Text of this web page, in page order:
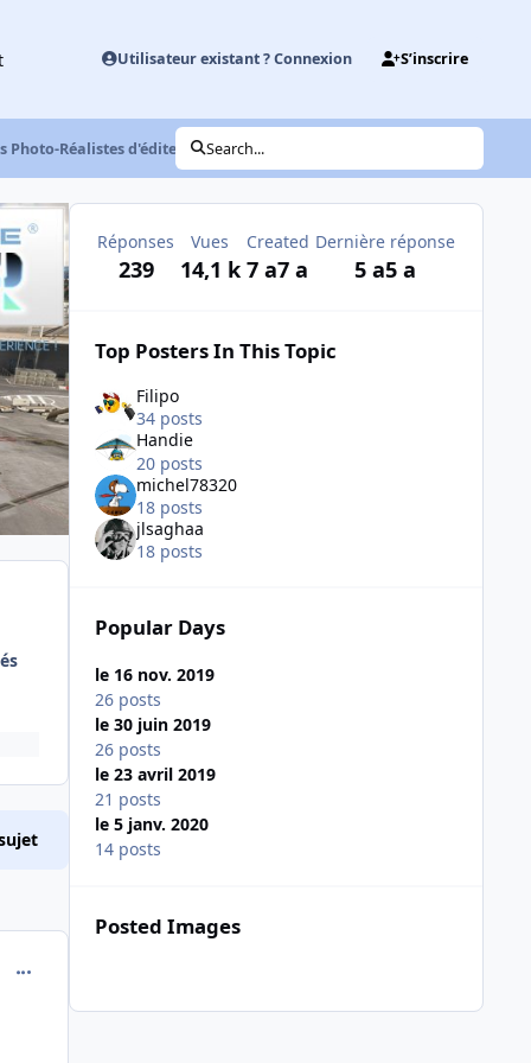
Utilisateur existant ? Connexion S’inscrire
Réalistes d'éditeurs différents
Search...
comment_189589
Réponses
239
Vues
14,1 k
Created
7 a7 a
Dernière réponse
5 a5 a
Top Posters In This Topic
Filipo
34 posts
Handie
20 posts
michel78320
18 posts
jlsaghaa
18 posts
Popular Days
le 16 nov. 2019
26 posts
le 30 juin 2019
26 posts
le 23 avril 2019
21 posts
le 5 janv. 2020
14 posts
Posted Images